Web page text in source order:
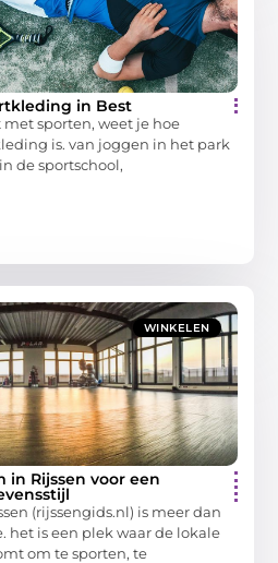
in Best
sporten, weet je hoe
is. van joggen in het park
de sportschool,
WINKELEN
Rijssen voor een
(rijssengids.nl) is meer dan
het is een plek waar de lokale
om te sporten, te